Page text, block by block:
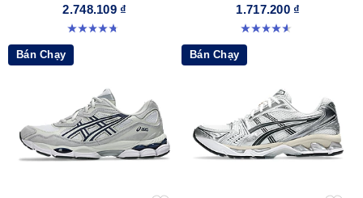
2.748.109 ₫
4.8 trong số 5 sao. 52 đánh giá
1.717.200 ₫
4.6 trong số 5 sao. 128 đánh giá
Bán Chạy Bán Chạy